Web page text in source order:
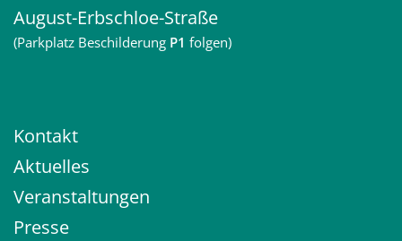
August-Erbschloe-Straße
(Parkplatz Beschilderung P1 folgen)
Kontakt
Aktuelles
Veranstaltungen
Presse